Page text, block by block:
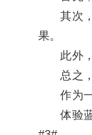
其次，
果。
此外，
总之，
作为一
体验蓝